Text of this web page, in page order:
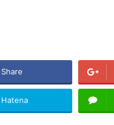
Share
Hatena